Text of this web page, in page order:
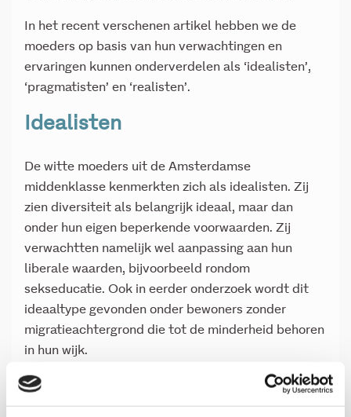
In het recent verschenen artikel hebben we de
moeders op basis van hun verwachtingen en
ervaringen kunnen onderverdelen als ‘idealisten’,
‘pragmatisten’ en ‘realisten’.
Idealisten
De witte moeders uit de Amsterdamse
middenklasse kenmerkten zich als idealisten. Zij
zien diversiteit als belangrijk ideaal, maar dan
onder hun eigen beperkende voorwaarden. Zij
verwachtten namelijk wel aanpassing aan hun
liberale waarden, bijvoorbeeld rondom
sekseducatie. Ook in eerder onderzoek wordt dit
ideaaltype gevonden onder bewoners zonder
migratieachtergrond die tot de minderheid behoren
in hun wijk.
Pragmatisten